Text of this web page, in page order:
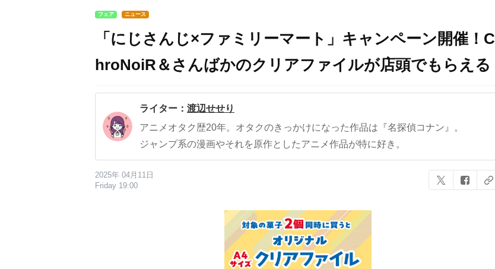
フェア ニュース
「にじさんじ×ファミリーマート」キャンペーン開催！C
hroNoiR＆さんばかのクリアファイルが店頭でもらえる
ライター： 渡辺せせり
アニメオタク歴20年。オタクのきっかけになった作品は『名探偵コナン』。
ジャンプ系の漫画やそれを原作としたアニメ作品が特に好き。
2025年 04月11日
Friday 19:00